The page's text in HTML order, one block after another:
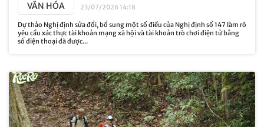
VĂN HÓA 23/07/2026 14:18
Dự thảo Nghị định sửa đổi, bổ sung một số điều của Nghị định số 147 làm rõ
yêu cầu xác thực tài khoản mạng xã hội và tài khoản trò chơi điện tử bằng
số điện thoại đã được...